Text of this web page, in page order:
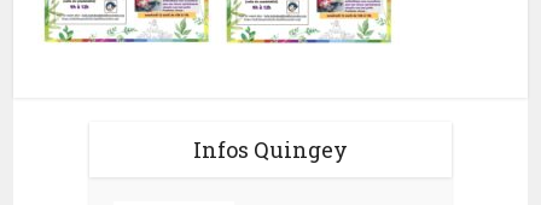
Infos Quingey